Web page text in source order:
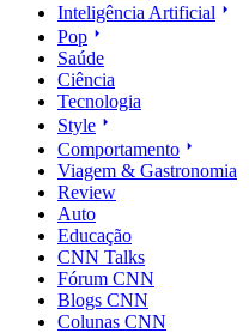
Inteligência Artificial
Pop
Saúde
Ciência
Tecnologia
Style
Comportamento
Viagem & Gastronomia
Review
Auto
Educação
CNN Talks
Fórum CNN
Blogs CNN
Colunas CNN